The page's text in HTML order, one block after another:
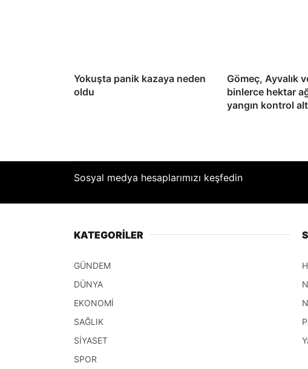
Yokuşta panik kazaya neden
oldu
Gömeç, Ayvalık
binlerce hektar
yangın kontrol
Sosyal medya hesaplarımızı keşfedin
KATEGORİLER
GÜNDEM
DÜNYA
EKONOMİ
SAĞLIK
SİYASET
SPOR